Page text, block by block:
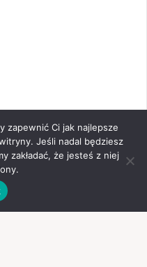
zapewnić Ci jak najlepsze
Jeśli nadal będziesz
zakładać, że jesteś z niej